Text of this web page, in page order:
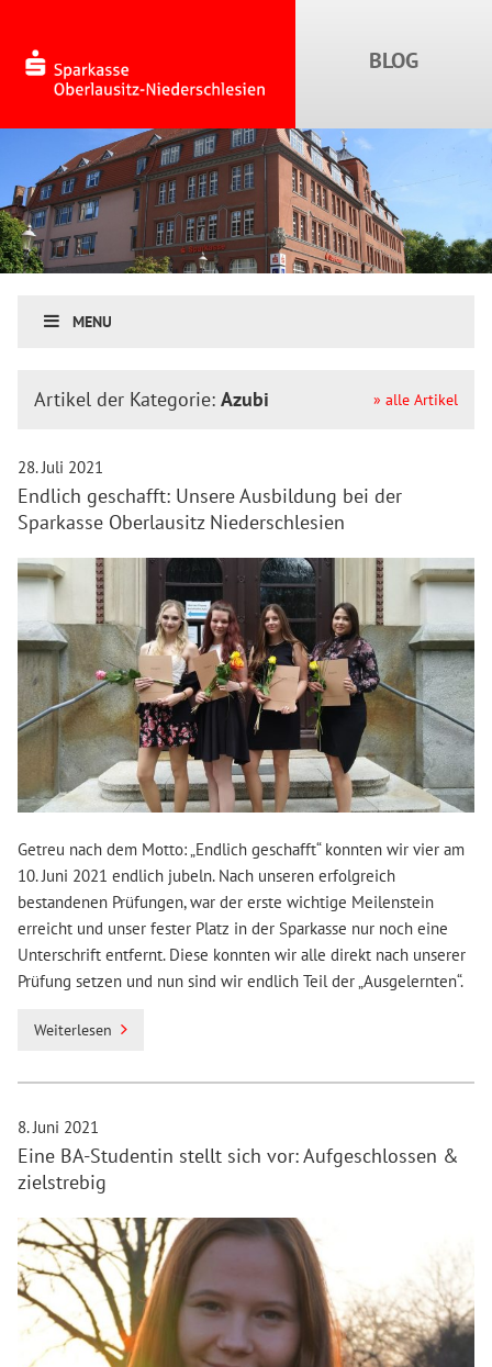
MENU
Artikel der Kategorie: Azubi » alle Artikel
28. Juli 2021
Endlich geschafft: Unsere Ausbildung bei der
Sparkasse Oberlausitz Niederschlesien
Getreu nach dem Motto: „Endlich geschafft“ konnten wir vier am
10. Juni 2021 endlich jubeln. Nach unseren erfolgreich
bestandenen Prüfungen, war der erste wichtige Meilenstein
erreicht und unser fester Platz in der Sparkasse nur noch eine
Unterschrift entfernt. Diese konnten wir alle direkt nach unserer
Prüfung setzen und nun sind wir endlich Teil der „Ausgelernten“.
Weiterlesen
8. Juni 2021
Eine BA-Studentin stellt sich vor: Aufgeschlossen &
zielstrebig